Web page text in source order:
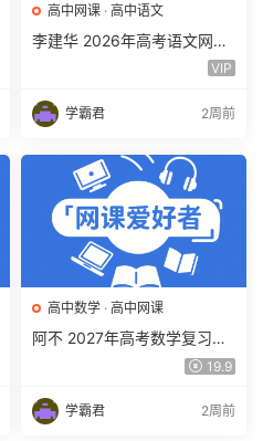
高中网课 · 高中语文
李建华 2026年高考语文网课
教程 高三语文 a+二三轮复习
VIP
学霸君 2周前
高中数学 · 高中网课
阿不 2027年高考数学复习网
课教程 高三数学 一轮复习视
19.9
学霸君 2周前